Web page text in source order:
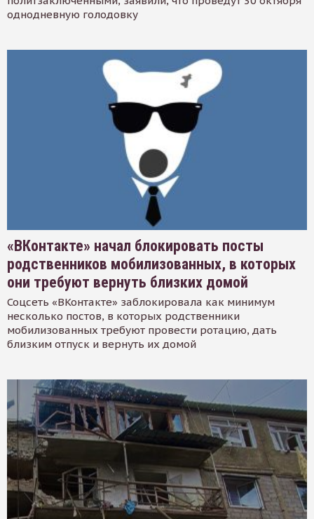
однодневную голодовку
«ВКонтакте» начал блокировать посты
родственников мобилизованных, в которых
они требуют вернуть близких домой
Соцсеть «ВКонтакте» заблокировала как минимум
несколько постов, в которых родственники
мобилизованных требуют провести ротацию, дать
близким отпуск и вернуть их домой